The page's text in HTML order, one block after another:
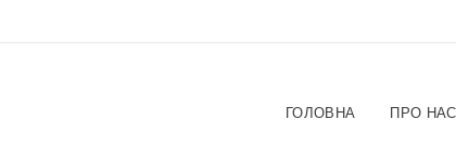
ГОЛОВНА ПРО НАС